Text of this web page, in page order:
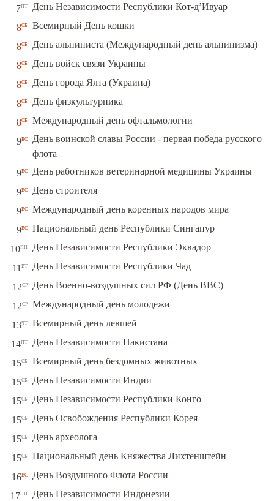
7пт День Независимости Республики Кот-д’Ивуар
8сб Всемирный День кошки
8сб День альпиниста (Международный день альпинизма)
8сб День войск связи Украины
8сб День города Ялта (Украина)
8сб День физкультурника
8сб Международный день офтальмологии
9вс
День воинской славы России - первая победа русского
флота
9вс День работников ветеринарной медицины Украины
9вс День строителя
9вс Международный день коренных народов мира
9вс Национальный день Республики Сингапур
10пн День Независимости Республики Эквадор
11 вт День Независимости Республики Чад
12ср День Военно-воздушных сил РФ (День ВВС)
12ср Международный день молодежи
13чт Всемирный день левшей
14пт День Независимости Пакистана
15сб Всемирный день бездомных животных
15сб День Независимости Индии
15сб День Независимости Республики Конго
15сб День Освобождения Республики Корея
15сб День археолога
15сб Национальный день Княжества Лихтенштейн
16вс День Воздушного Флота России
17пн День Независимости Индонезии